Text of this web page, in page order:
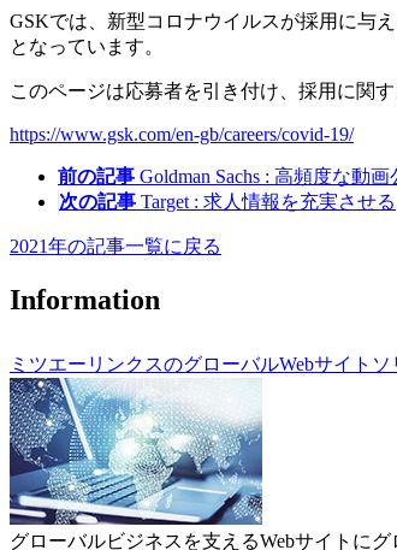
GSKでは、新型コロナウイルスが採用に与
となっています。
このページは応募者を引き付け、採用に関
https://www.gsk.com/en-gb/careers/covid-19/
前の記事 Goldman Sachs : 高頻度な動
次の記事 Target : 求人情報を充実させる
2021年の記事一覧に戻る
Information
ミツエーリンクスのグローバルWebサイト
グローバルビジネスを支えるWebサイトに